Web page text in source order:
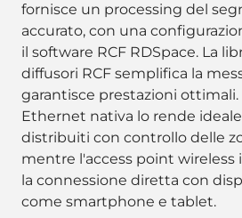
fornisce un processing del
accurato, con una
il software RCF RDSpace. La
diffusori RCF semplifica la
garantisce prestazioni
Ethernet nativa lo rende
distribuiti con controllo delle
mentre l'access point
la connessione diretta con
come smartphone e tablet.